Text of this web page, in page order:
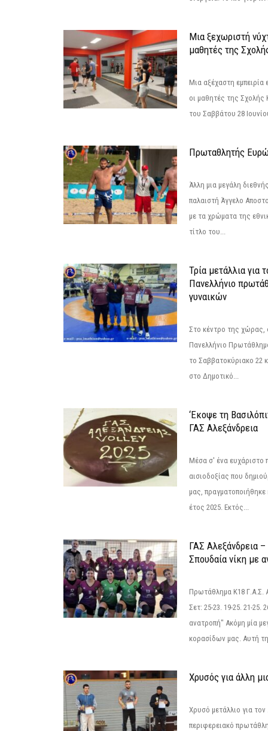
Μια ξεχωριστή
μαθητές της
Μια αξέχαστη εμπειρία
οι μαθητές της
του Σαββάτου 28
Πρωταθλητής
Άλλη μια μεγάλη
παλαιστή Άγγελο
με τα χρώματα της
τίτλο του...
Τρία μετάλλια για
Πανελλήνιο
γυναικών
Στο κέντρο της χώρας,
Πανελλήνιο
το Σαββατοκύριακο 22
στο Δημοτικό...
‘Εκοψε τη
ΓΑΣ Αλεξάνδρεια
Μέσα σ' ένα ευχάριστο
αισιοδοξίας που
μας,
έτος 2025. Εκτός...
ΓΑΣ Αλεξάνδρεια
Σπουδαία νίκη με
Πρωτάθλημα Κ18 Γ.Α.Σ.
Σετ: 25-23. 19-25. 21-25.
ανατροπή" Ακόμη μία
κορασίδων μας. Αυτή
Χρυσός για άλλη
Χρυσό μετάλλιο για
περιφερειακό